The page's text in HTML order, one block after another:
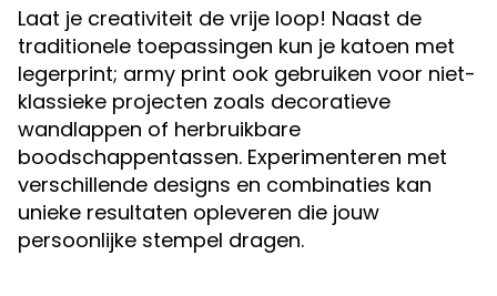
Laat je creativiteit de vrije loop! Naast de
traditionele toepassingen kun je katoen met
legerprint; army print ook gebruiken voor niet-
klassieke projecten zoals decoratieve
wandlappen of herbruikbare
boodschappentassen. Experimenteren met
verschillende designs en combinaties kan
unieke resultaten opleveren die jouw
persoonlijke stempel dragen.